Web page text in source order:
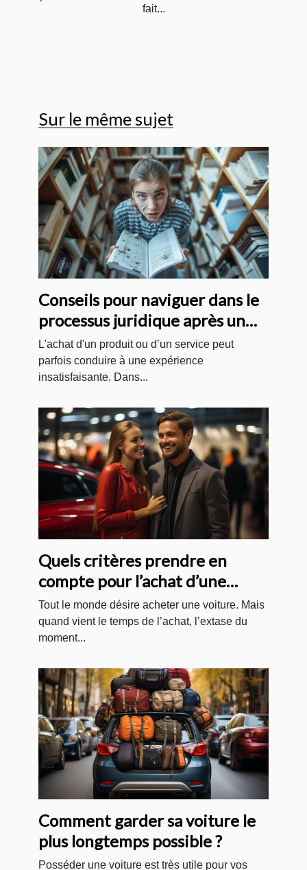
fait...
Sur le même sujet
Conseils pour naviguer dans le
processus juridique après un
achat insatisfaisant
L'achat d'un produit ou d’un service peut
parfois conduire à une expérience
insatisfaisante. Dans...
Quels critères prendre en
compte pour l’achat d’une
voiture ?
Tout le monde désire acheter une voiture. Mais
quand vient le temps de l’achat, l’extase du
moment...
Comment garder sa voiture le
plus longtemps possible ?
Posséder une voiture est très utile pour vos